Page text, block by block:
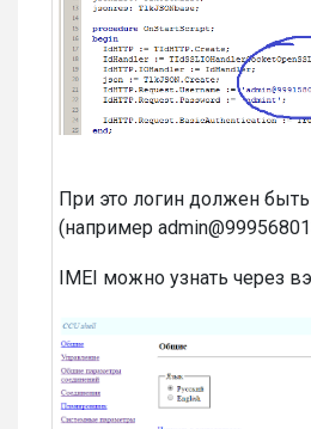
При это логин должен
(например
IMEI можно узнать через